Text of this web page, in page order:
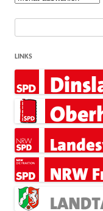
Suche
LINKS